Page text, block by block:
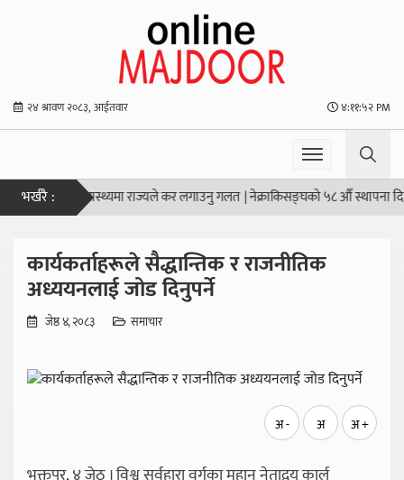
२४ श्रावण २०८३, आईतवार ४:११:५२ PM
भर्खरै :
|शिक्षा र स्वास्थ्यमा राज्यले कर लगाउनु गलत |नेक्राकिसङ्घको ५८ औँ स्थापना
कार्यकर्ताहरूले सैद्धान्तिक र राजनीतिक
अध्ययनलाई जोड दिनुपर्ने
जेष्ठ ४, २०८३ समाचार
अ - अ अ +